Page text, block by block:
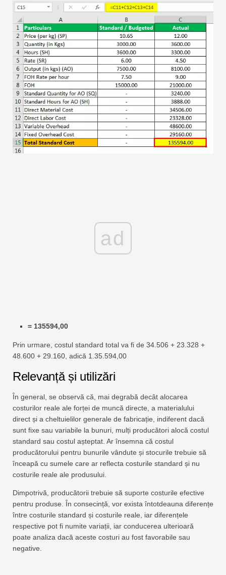
ad
= 135594,00
Prin urmare, costul standard total va fi de 34.506 + 23.328 +
48.600 + 29.160, adică 1.35.594,00
Relevanță și utilizări
În general, se observă că, mai degrabă decât alocarea
costurilor reale ale forței de muncă directe, a materialului
direct și a cheltuielilor generale de fabricație, indiferent dacă
sunt fixe sau variabile la bunuri, mulți producători alocă costul
standard sau costul așteptat. Ar însemna că costul
producătorului pentru bunurile vândute și stocurile trebuie să
înceapă cu sumele care ar reflecta costurile standard și nu
costurile reale ale produsului.
Dimpotrivă, producătorii trebuie să suporte costurile efective
pentru produse. În consecință, vor exista întotdeauna diferențe
între costurile standard și costurile reale, iar diferențele
respective pot fi numite variații, iar conducerea ulterioară
poate analiza dacă aceste costuri au fost favorabile sau
negative.